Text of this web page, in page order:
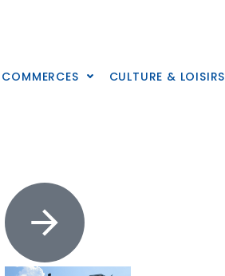
COMMERCES CULTURE & LOISIRS